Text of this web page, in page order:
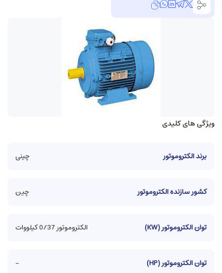
ویژگی های کلیدی
برند الکتروموتور چینی
کشور سازنده الکتروموتور چین
توان الکتروموتور (KW) الکتروموتور 0/37 کیلووات
توان الکتروموتور (HP) -